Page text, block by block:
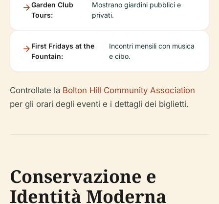
Garden Club
Tours:
Mostrano giardini pubblici e
privati.
First Fridays at the
Fountain:
Incontri mensili con musica
e cibo.
Controllate la Bolton Hill Community Association
per gli orari degli eventi e i dettagli dei biglietti.
Conservazione e
Identità Moderna